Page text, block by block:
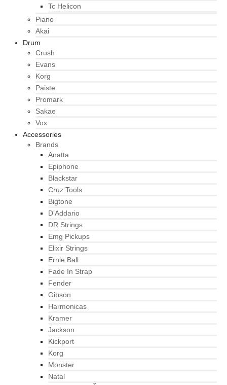
Tc Helicon
Piano
Akai
Drum
Crush
Evans
Korg
Paiste
Promark
Sakae
Vox
Accessories
Brands
Anatta
Epiphone
Blackstar
Cruz Tools
Bigtone
D’Addario
DR Strings
Emg Pickups
Elixir Strings
Ernie Ball
Fade In Strap
Fender
Gibson
Harmonicas
Kramer
Jackson
Kickport
Korg
Monster
Natal